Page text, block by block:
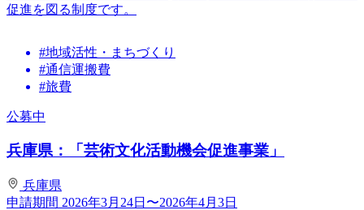
促進を図る制度です。
#地域活性・まちづくり
#通信運搬費
#旅費
公募中
兵庫県：「芸術文化活動機会促進事業」
兵庫県
申請期間 2026年3月24日〜2026年4月3日